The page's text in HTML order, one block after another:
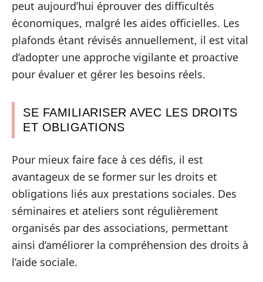
peut aujourd’hui éprouver des difficultés
économiques, malgré les aides officielles. Les
plafonds étant révisés annuellement, il est vital
d’adopter une approche vigilante et proactive
pour évaluer et gérer les besoins réels.
SE FAMILIARISER AVEC LES DROITS
ET OBLIGATIONS
Pour mieux faire face à ces défis, il est
avantageux de se former sur les droits et
obligations liés aux prestations sociales. Des
séminaires et ateliers sont régulièrement
organisés par des associations, permettant
ainsi d’améliorer la compréhension des droits à
l’aide sociale.